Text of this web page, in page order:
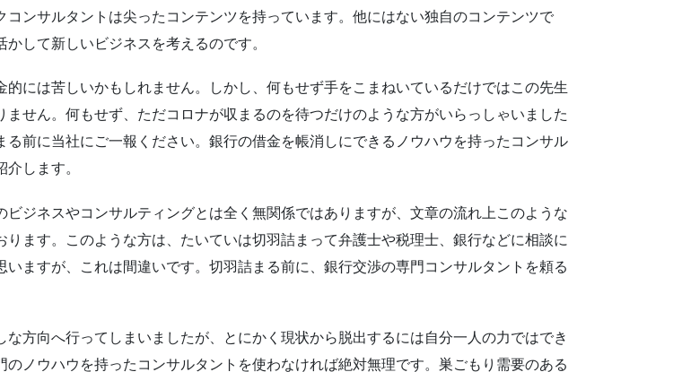
コンサルタントは尖ったコンテンツを持っています。他にはない独自のコンテンツで
かして新しいビジネスを考えるのです。
には苦しいかもしれません。しかし、何もせず手をこまねいているだけではこの先生
ません。何もせず、ただコロナが収まるのを待つだけのような方がいらっしゃいました
る前に当社にご一報ください。銀行の借金を帳消しにできるノウハウを持ったコンサル
介します。
ビジネスやコンサルティングとは全く無関係ではありますが、文章の流れ上このような
ります。このような方は、たいていは切羽詰まって弁護士や税理士、銀行などに相談に
いますが、これは間違いです。切羽詰まる前に、銀行交渉の専門コンサルタントを頼る
方向へ行ってしまいましたが、とにかく現状から脱出するには自分一人の力ではでき
のノウハウを持ったコンサルタントを使わなければ絶対無理です。巣ごもり需要のある